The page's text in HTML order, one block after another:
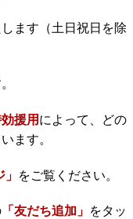
ます（土日祝日を除
援用 によって、どの
ます。
をご覧ください。
「友だち追加」 をタッ